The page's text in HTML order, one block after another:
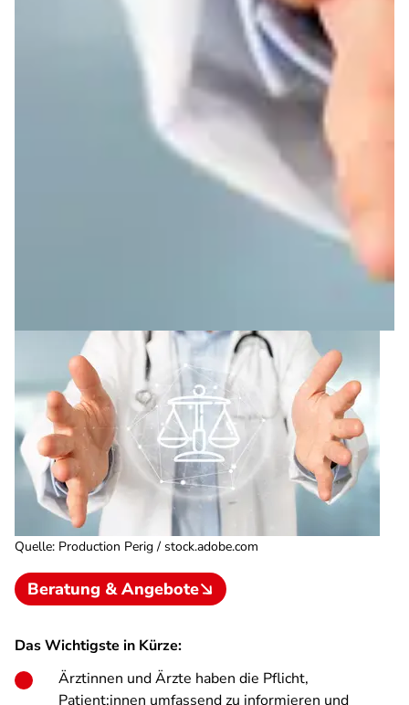
Quelle: Production Perig / stock.adobe.com
Beratung & Angebote
Das Wichtigste in Kürze:
Ärztinnen und Ärzte haben die Pflicht,
Patient:innen umfassend zu informieren und